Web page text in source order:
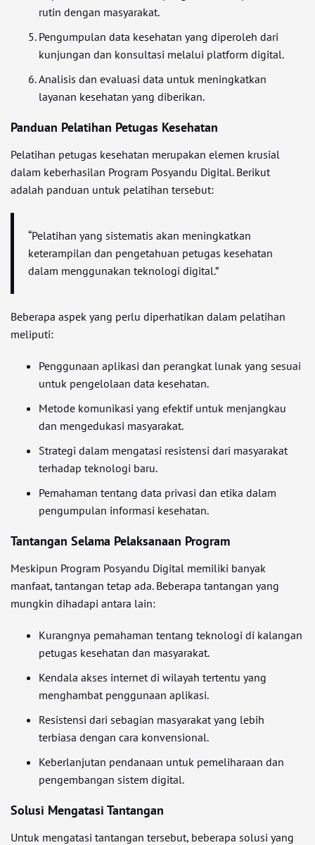
rutin dengan masyarakat.
Pengumpulan data kesehatan yang diperoleh dari
kunjungan dan konsultasi melalui platform digital.
Analisis dan evaluasi data untuk meningkatkan
layanan kesehatan yang diberikan.
Panduan Pelatihan Petugas Kesehatan
Pelatihan petugas kesehatan merupakan elemen krusial
dalam keberhasilan Program Posyandu Digital. Berikut
adalah panduan untuk pelatihan tersebut:
“Pelatihan yang sistematis akan meningkatkan
keterampilan dan pengetahuan petugas kesehatan
dalam menggunakan teknologi digital.”
Beberapa aspek yang perlu diperhatikan dalam pelatihan
meliputi:
Penggunaan aplikasi dan perangkat lunak yang sesuai
untuk pengelolaan data kesehatan.
Metode komunikasi yang efektif untuk menjangkau
dan mengedukasi masyarakat.
Strategi dalam mengatasi resistensi dari masyarakat
terhadap teknologi baru.
Pemahaman tentang data privasi dan etika dalam
pengumpulan informasi kesehatan.
Tantangan Selama Pelaksanaan Program
Meskipun Program Posyandu Digital memiliki banyak
manfaat, tantangan tetap ada. Beberapa tantangan yang
mungkin dihadapi antara lain:
Kurangnya pemahaman tentang teknologi di kalangan
petugas kesehatan dan masyarakat.
Kendala akses internet di wilayah tertentu yang
menghambat penggunaan aplikasi.
Resistensi dari sebagian masyarakat yang lebih
terbiasa dengan cara konvensional.
Keberlanjutan pendanaan untuk pemeliharaan dan
pengembangan sistem digital.
Solusi Mengatasi Tantangan
Untuk mengatasi tantangan tersebut, beberapa solusi yang